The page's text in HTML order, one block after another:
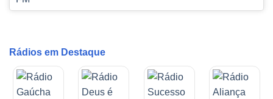
Rádios em Destaque